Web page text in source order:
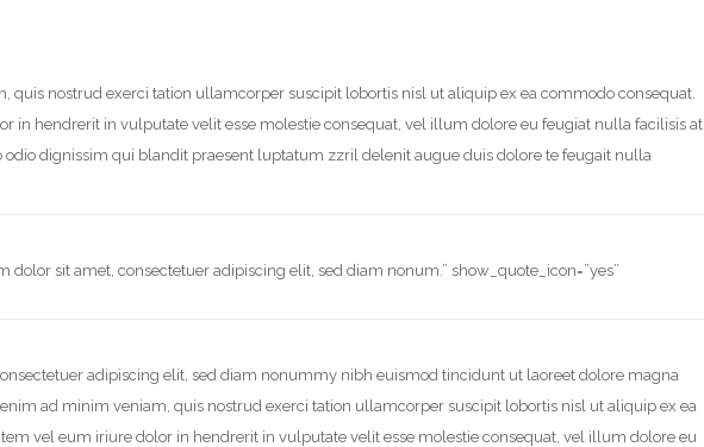
quis nostrud exerci tation ullamcorper suscipit lobortis nisl ut aliquip ex ea commodo consequat.
in hendrerit in vulputate velit esse molestie consequat, vel illum dolore eu feugiat nulla facilisis at
odio dignissim qui blandit praesent luptatum zzril delenit augue duis dolore te feugait nulla
dolor sit amet, consectetuer adipiscing elit, sed diam nonum.” show_quote_icon=”yes”
adipiscing elit, sed diam nonummy nibh euismod tincidunt ut laoreet dolore magna
ad minim veniam, quis nostrud exerci tation ullamcorper suscipit lobortis nisl ut aliquip ex ea
vel eum iriure dolor in hendrerit in vulputate velit esse molestie consequat, vel illum dolore eu